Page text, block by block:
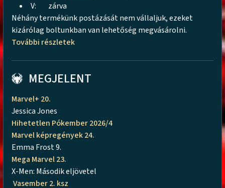
V:
zárva
Néhány termékünk postázását nem vállaljuk, ezeket
kizárólag boltunkban van lehetőség megvásárolni.
További részletek
MEGJELENT
Marvel+ 20.
Jessica Jones
Hihetetlen Pókember 2026/4
Marvel képregények 24.
Emma Frost 9.
Mega Marvel 23.
X-Men: Második eljövetel
Vasember 2. ksz